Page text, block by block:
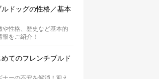
ドッグの性格／基本
や性格、歴史など基本的
をご紹介！
てのフレンチブルド